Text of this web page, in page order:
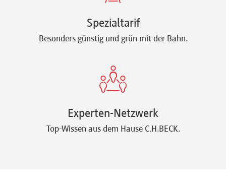
Spezialtarif
Besonders günstig und grün mit der Bahn.
Experten-Netzwerk
Top-Wissen aus dem Hause C.H.BECK.